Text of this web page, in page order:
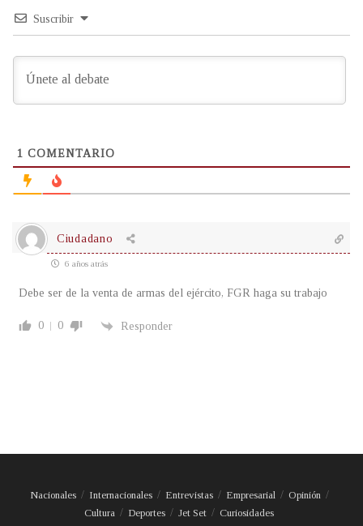
Suscribir
1 COMENTARIO
Ciudadano
6 años atrás
Debe ser de la venta de armas del ejército, FGR haga su trabajo
0 0 Responder
Nacionales Internacionales Entrevistas Empresarial
Opinión
Cultura
Deportes Jet Set Curiosidades